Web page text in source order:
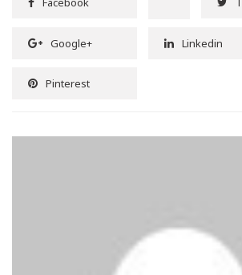
Google+ Linkedin
Pinterest